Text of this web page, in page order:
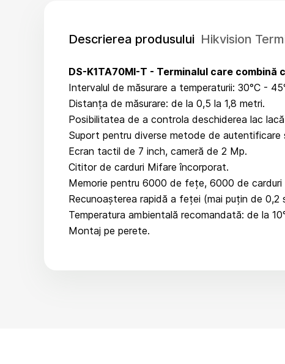
Descrierea produsului Hikvision
DS-K1TA70MI-T - Terminalul care
Intervalul de măsurare a temperaturii: 30°C -
Distanța de măsurare: de la 0,5 la 1,8 metri.
Posibilitatea de a controla deschiderea lac
Suport pentru diverse metode de autentificare
Ecran tactil de 7 inch, cameră de 2 Mp.
Cititor de carduri Mifare încorporat.
Memorie pentru 6000 de fețe, 6000 de carduri
Recunoașterea rapidă a feței (mai puțin de 0,2
Temperatura ambientală recomandată: de la
Montaj pe perete.